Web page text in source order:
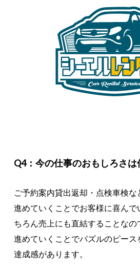
Q4：今の仕事のおもしろさは
ご予約案内貸出返却・点検車検
進めていくことでお客様に喜んで
ちろん売上にも直結することなの
進めていくことでパズルのピース
達成感があります。